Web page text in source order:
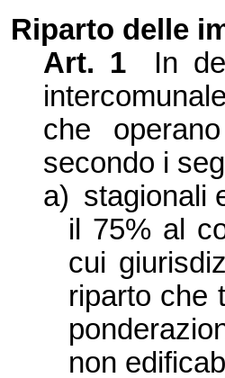
Riparto delle
Art. 1
In
che
secondo i
a) stagionali
il 75% al
cui
riparto che
non